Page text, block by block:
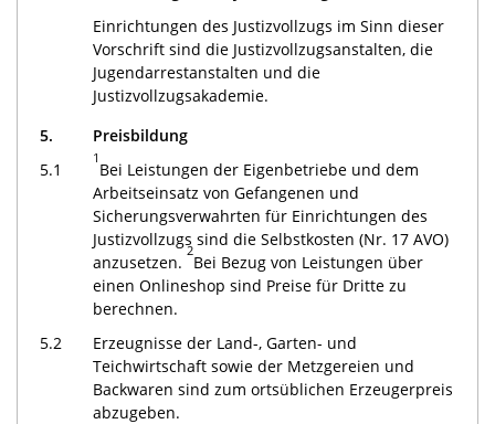
Einrichtungen des Justizvollzugs im Sinn dieser
Vorschrift sind die Justizvollzugsanstalten, die
Jugendarrestanstalten und die
Justizvollzugsakademie.
5.
Preisbildung
5.1
1
Bei Leistungen der Eigenbetriebe und dem
Arbeitseinsatz von Gefangenen und
Sicherungsverwahrten für Einrichtungen des
Justizvollzugs sind die Selbstkosten (Nr. 17 AVO)
anzusetzen.
2
Bei Bezug von Leistungen über
einen Onlineshop sind Preise für Dritte zu
berechnen.
5.2
Erzeugnisse der Land-, Garten- und
Teichwirtschaft sowie der Metzgereien und
Backwaren sind zum ortsüblichen Erzeugerpreis
abzugeben.